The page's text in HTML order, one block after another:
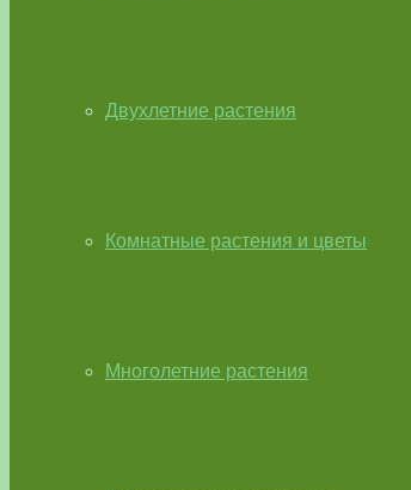
Двухлетние растения
Комнатные растения и цветы
Многолетние растения